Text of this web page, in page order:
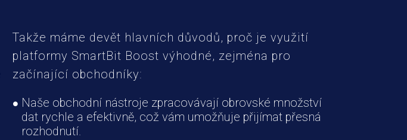
Takže máme devět hlavních důvodů, proč je využití
platformy SmartBit Boost výhodné, zejména pro
začínající obchodníky:
Naše obchodní nástroje zpracovávají obrovské množství
dat rychle a efektivně, což vám umožňuje přijímat přesná
rozhodnutí.